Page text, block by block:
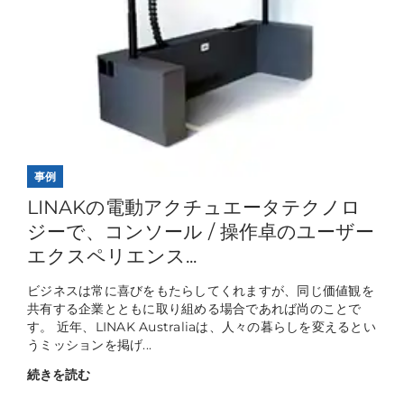
事例
LINAKの電動アクチュエータテクノロ
ジーで、コンソール / 操作卓のユーザー
エクスペリエンス...
ビジネスは常に喜びをもたらしてくれますが、同じ価値観を
共有する企業とともに取り組める場合であれば尚のことで
す。 近年、LINAK Australiaは、人々の暮らしを変えるとい
うミッションを掲げ...
続きを読む